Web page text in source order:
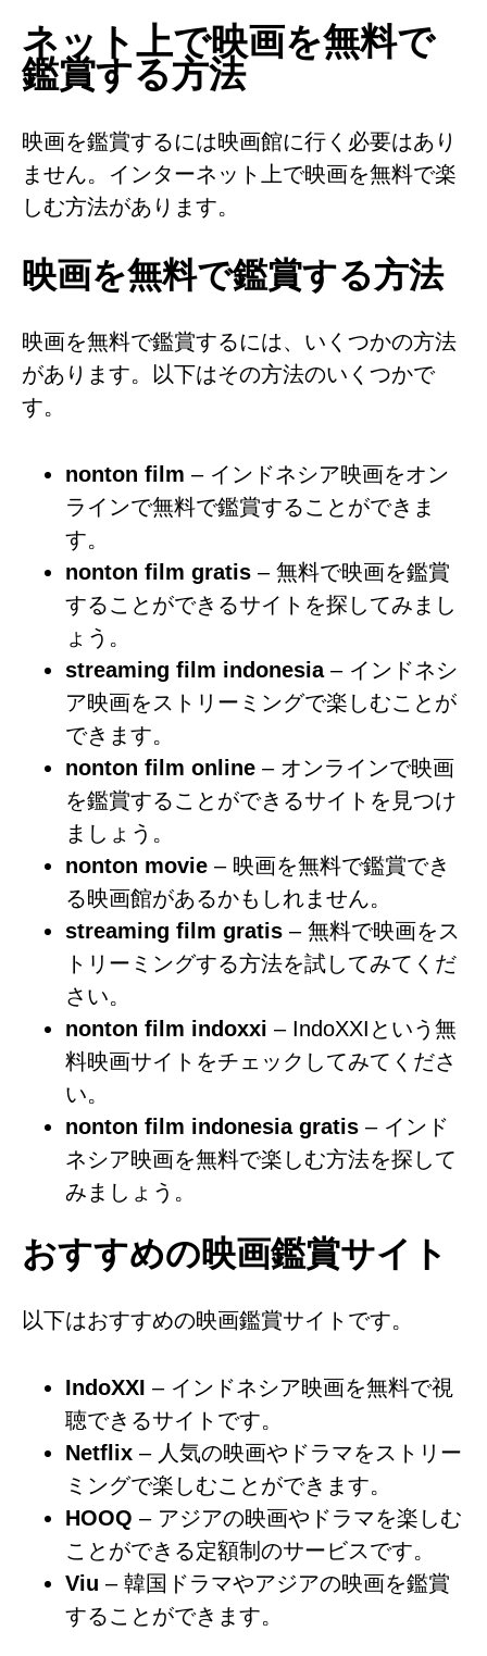
ネット上で映画を無料で
鑑賞する方法
映画を鑑賞するには映画館に行く必要はあり
ません。インターネット上で映画を無料で楽
しむ方法があります。
映画を無料で鑑賞する方法
映画を無料で鑑賞するには、いくつかの方法
があります。以下はその方法のいくつかで
す。
nonton film – インドネシア映画をオン
ラインで無料で鑑賞することができま
す。
nonton film gratis – 無料で映画を鑑賞
することができるサイトを探してみまし
ょう。
streaming film indonesia– インドネシ
ア映画をストリーミングで楽しむことが
できます。
nonton film online – オンラインで映画
を鑑賞することができるサイトを見つけ
ましょう。
nonton movie – 映画を無料で鑑賞でき
る映画館があるかもしれません。
streaming film gratis – 無料で映画をス
トリーミングする方法を試してみてくだ
さい。
nonton film indoxxi – IndoXXIという無
料映画サイトをチェックしてみてくださ
い。
nonton film indonesia gratis – インド
ネシア映画を無料で楽しむ方法を探して
みましょう。
おすすめの映画鑑賞サイト
以下はおすすめの映画鑑賞サイトです。
IndoXXI – インドネシア映画を無料で視
聴できるサイトです。
Netflix – 人気の映画やドラマをストリー
ミングで楽しむことができます。
HOOQ – アジアの映画やドラマを楽しむ
ことができる定額制のサービスです。
Viu – 韓国ドラマやアジアの映画を鑑賞
することができます。